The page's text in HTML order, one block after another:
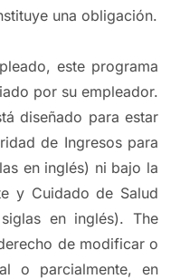
una obligación.
este programa
por su empleador.
diseñado para estar
de Ingresos para
en inglés) ni bajo la
y Cuidado de Salud
en inglés). The
de modificar o
o parcialmente, en